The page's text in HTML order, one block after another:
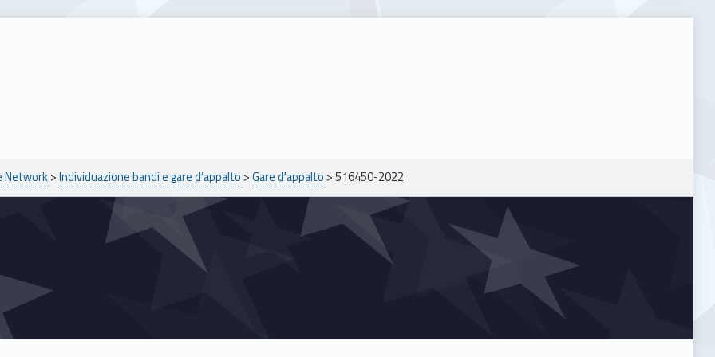
Network>Individuazione bandi e gare d’appalto >Gare d'appalto >516450-2022